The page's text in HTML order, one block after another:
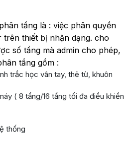
tầng là : việc phân quyền
thiết bị nhận dạng. cho
số tầng mà admin cho phép,
tầng gồm :
trắc học vân tay, thẻ từ, khuôn
( 8 tầng/16 tầng tối đa điều khiển
thống